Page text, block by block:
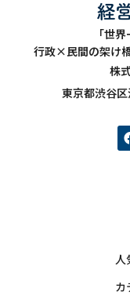
「世
行政×民間の架け
株
東京都渋谷
人
カ